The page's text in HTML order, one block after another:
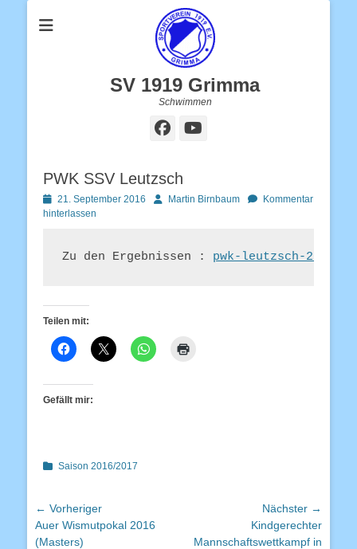
SV 1919 Grimma
Schwimmen
Facebook
PWK SSV Leutzsch
Posted
on
21. September 2016 AutorMartin Birnbaum
Kommentar
hinterlassen
Zu den Ergebnissen : pwk-leutzsch-21-9
Teilen mit:
Gefällt mir:
Kategorien
Saison 2016/2017
Beitragsnavigation
← Vorheriger
Vorheriger
Beitrag:
Auer Wismutpokal 2016
(Masters)
Nächster →
Beitrag:
Kindgerechter
Mannschaftswettkampf in